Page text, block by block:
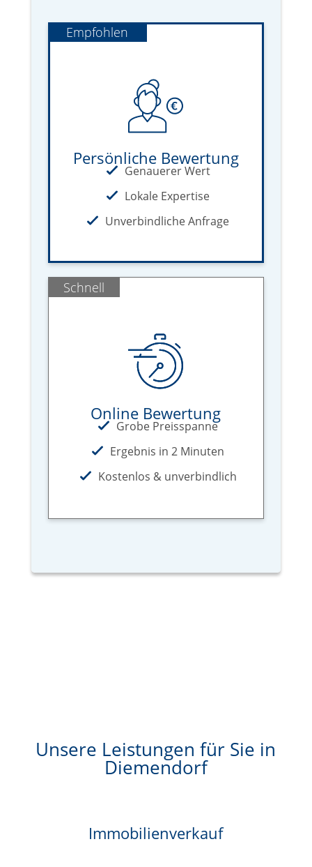
Empfohlen
Persönliche Bewertung
Genauerer Wert
Lokale Expertise
Unverbindliche Anfrage
Schnell
Online Bewertung
Grobe Preisspanne
Ergebnis in 2 Minuten
Kostenlos & unverbindlich
Unsere Leistungen für Sie in
Diemendorf
Immobilienverkauf